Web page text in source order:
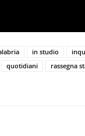
in studio
quotidiani rassegna